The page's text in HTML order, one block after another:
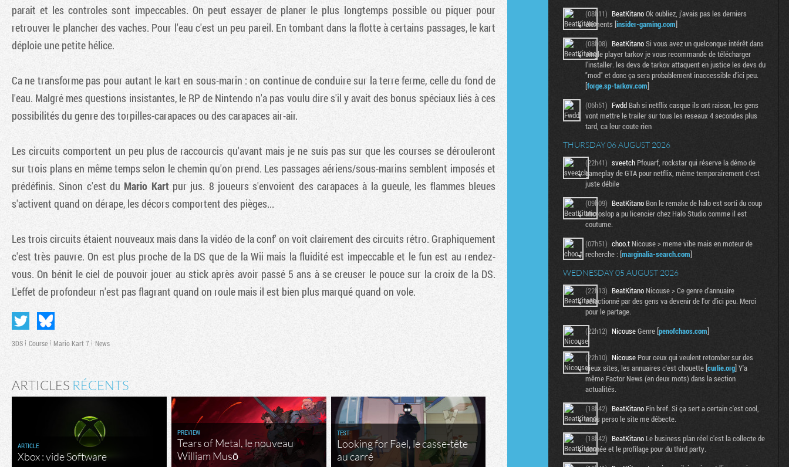
parait et les controles sont impeccables. On peut essayer de planer le plus longtemps possible ou piquer pour
retrouver le plancher des vaches. Pour l'eau c'est un peu pareil. En tombant dans la flotte à certains passages, le kart
déploie une petite hélice.
Ca ne transforme pas pour autant le kart en sous-marin : on continue de conduire sur la terre ferme, celle du fond de
l'eau. Malgré mes questions insistantes, le RP de Nintendo n'a pas voulu dire s'il y avait des bonus spéciaux liés à ces
possibilités du genre des torpilles-carapaces ou des carapaces air-air.
Les circuits comportent un peu plus de raccourcis qu'avant mais je ne suis pas sur que les courses se dérouleront
sur trois plans en même temps selon le chemin qu'on prend. Les passages aériens/sous-marins semblent imposés et
prédéfinis. Sinon c'est du Mario Kartpur jus. 8 joueurs s'envoient des carapaces à la gueule, les flammes bleues
s'activent quand on dérape, les décors comportent des pièges...
Les trois circuits étaient nouveaux mais dans la vidéo de la conf' on voit clairement des circuits rétro. Graphiquement
c'est très pauvre. On est plus proche de la DS que de la Wii mais la fluidité est impeccable et le fun est au rendez-
vous. On bénit le ciel de pouvoir jouer au stick après avoir passé 5 ans à se creuser le pouce sur la croix de la DS.
L'effet de profondeur n'est pas flagrant quand on roule mais il est bien plus marqué quand on vole.
3DS Course Mario Kart 7 News
ARTICLES RÉCENTS
ARTICLE
Xbox : vide Software
PREVIEW
Tears of Metal, le nouveau
William Musō
TEST
Looking for Fael, le casse-tête
au carré
(08h11) BeatKitanoOk oubliez, j'avais pas les derniers
éléments [insider-gaming.com]
(08h08) BeatKitanoSi vous avez un quelconque intérêt dans
single player tarkov je vous recommande de télécharger
l'installer. les devs de tarkov attaquent en justice les devs du
"mod" et donc ça sera probablement inaccessible d'ici peu.
[forge.sp-tarkov.com]
(06h51) Fwdd Bah si netflix casque ils ont raison, les gens
vont mettre le trailer sur tous les reseaux 4 secondes plus
tard, ca leur coute rien
THURSDAY 06 AUGUST 2026
(22h41) sveetch Pfouarf, rockstar qui réserve la démo de
gameplay de GTA pour netflix, même temporairement c'est
juste débile
(09h09) BeatKitano Bon le remake de halo est sorti du coup
Microslop a pu licencier chez Halo Studio comme il est
coutume.
(07h51) choo.t Nicouse > meme vibe mais en moteur de
recherche : [marginalia-search.com]
WEDNESDAY 05 AUGUST 2026
(22h13) BeatKitano Nicouse > Ce genre d'annuaire
sélectionné par des gens va devenir de l'or d'ici peu. Merci
pour le partage.
(22h12) NicouseGenre [penofchaos.com]
(22h10) Nicouse Pour ceux qui veulent retomber sur des
vieux sites, les annuaires c'est chouette [curlie.org] Y'a
même Factor News (en deux mots) dans la section
actualités.
(18h42) BeatKitano Fin bref. Si ça sert a certain c'est cool,
mais perso le site me débecte.
(18h42) BeatKitano Le business plan réel c'est la collecte de
donnée et le profilage pour du third party.